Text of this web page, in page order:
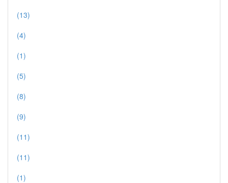
(13)
(4)
(1)
(5)
(8)
(9)
(11)
(11)
(1)